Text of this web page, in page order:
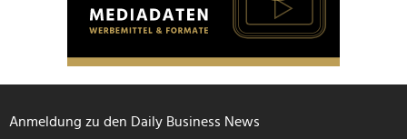
Anmeldung zu den Daily Business News